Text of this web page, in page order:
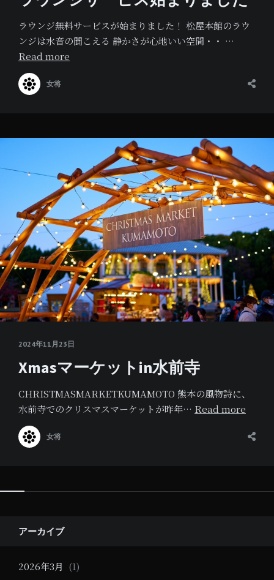
ラウンジ無料サービスが始まりました！ 松屋本館のラウ
ンジは水音の聞こえる 静かさが心地いい空間・・ …
Read more
女将
2024年11月23日
Xmasマーケットin水前寺
CHRISTMASMARKETKUMAMOTO 熊本の風物詩に、
水前寺でのクリスマスマーケットが昨年… Read more
女将
Widgets
アーカイブ
2026年3月 (1)